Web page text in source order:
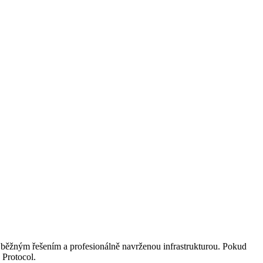
řešením a profesionálně navrženou infrastrukturou. Pokud